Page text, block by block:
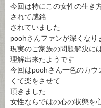
今回は特にこの女性の生き
されて感銘
されていました
poohさんファンが深くなり
現実のご家族の問題解決に
理解出来たようです
今回はpoohさん一色のカウ
くて楽をさせて
頂きました
女性ならではの心の状態を